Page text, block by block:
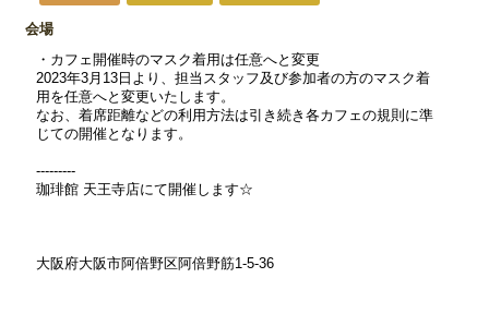
会場
・カフェ開催時のマスク着用は任意へと変更
2023年3月13日より、担当スタッフ及び参加者の方のマスク着
用を任意へと変更いたします。
なお、着席距離などの利用方法は引き続き各カフェの規則に準
じての開催となります。
---------
珈琲館 天王寺店にて開催します☆
大阪府大阪市阿倍野区阿倍野筋1-5-36